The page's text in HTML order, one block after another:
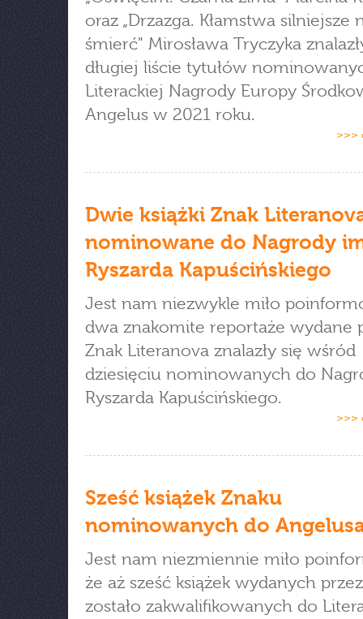
oraz „Drzazga. Kłamstwa silniejsze
śmierć" Mirosława Tryczyka
długiej liście tytułów
Literackiej Nagrody Europy
Angelus w 2021 roku.
>>>
Dwie książki Znak
nominowane do Nagrody
Ryszarda Kapuścińskiego
Jest nam niezwykle miło
dwa znakomite reportaże wydane
Znak Literanova znalazły się wśród
dziesięciu nominowanych do
Ryszarda Kapuścińskiego.
>>>
Sześć książek Znaku
nominowanych do
Jest nam niezmiennie miło
że aż sześć książek wydanych
zostało zakwalifikowanych do